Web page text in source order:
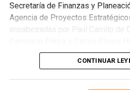
Secretaría de Finanzas y
Agencia de Proyectos
encabezadas por Paul Carrillo de
concretaron la firma del convenio
que permitirá operar el
institucional en el desarrollo del
CONTINUAR